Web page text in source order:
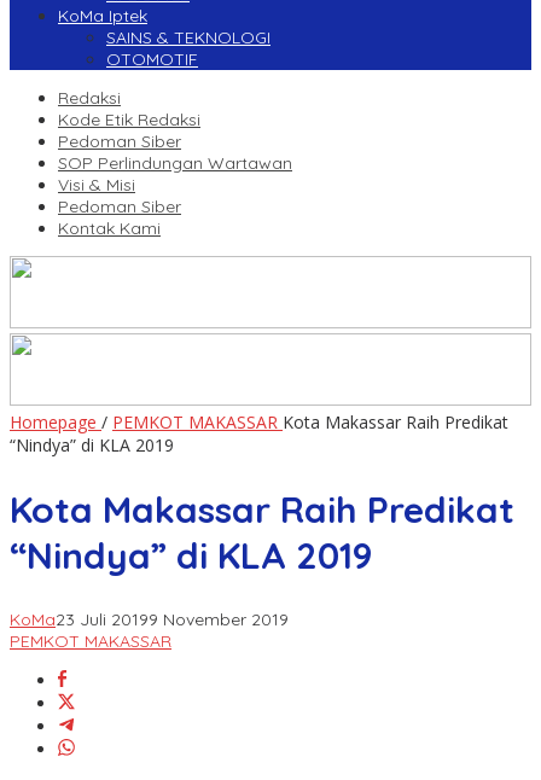
KoMa Iptek
SAINS & TEKNOLOGI
OTOMOTIF
Redaksi
Kode Etik Redaksi
Pedoman Siber
SOP Perlindungan Wartawan
Visi & Misi
Pedoman Siber
Kontak Kami
Homepage / PEMKOT MAKASSAR Kota Makassar Raih Predikat
“Nindya” di KLA 2019
Kota Makassar Raih Predikat
“Nindya” di KLA 2019
KoMa23 Juli 20199 November 2019
PEMKOT MAKASSAR